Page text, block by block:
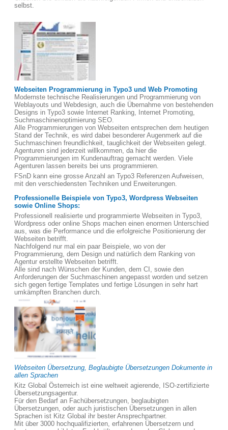
selbst.
Webseiten Programmierung in Typo3 und Web Promoting
Modernste technische Realisierungen und Programmierung von
Weblayouts und Webdesign, auch die Übernahme von bestehenden
Designs in Typo3 sowie Internet Ranking, Internet Promoting,
Suchmaschinenoptimierung SEO.
Alle Programmierungen von Webseiten entsprechen dem heutigen
Stand der Technik, es wird dabei besonderer Augenmerk auf die
Suchmaschinen freundlichkeit, tauglichkeit der Webseiten gelegt.
Agenturen sind jederzeit willkommen, da hier die
Programmierungen im Kundenauftrag gemacht werden. Viele
Agenturen lassen bereits bei uns programmieren.
FSnD kann eine grosse Anzahl an Typo3 Referenzen Aufweisen,
mit den verschiedensten Techniken und Erweiterungen.
Professionelle Beispiele von Typo3, Wordpress Webseiten
sowie Online Shops:
Professionell realisierte und programmierte Webseiten in Typo3,
Wordpress oder online Shops machen einen enormen Unterschied
aus, was die Performance und die erfolgreiche Positionierung der
Webseiten betrifft.
Nachfolgend nur mal ein paar Beispiele, wo von der
Programmierung, dem Design und natürlich dem Ranking von
Agentur erstellte Webseiten betrifft.
Alle sind nach Wünschen der Kunden, dem CI, sowie den
Anforderungen der Suchmaschinen angepasst worden und setzen
sich gegen fertige Templates und fertige Lösungen in sehr hart
umkämpften Branchen durch.
Webseiten Übersetzung, Beglaubigte Übersetzungen Dokumente in
allen Sprachen
Kitz Global Österreich ist eine weltweit agierende, ISO-zertifizierte
Übersetzungsagentur.
Für den Bedarf an Fachübersetzungen, beglaubigten
Übersetzungen, oder auch juristischen Übersetzungen in allen
Sprachen ist Kitz Global ihr bester Ansprechpartner.
Mit über 3000 hochqualifizierten, erfahrenen Übersetzern und